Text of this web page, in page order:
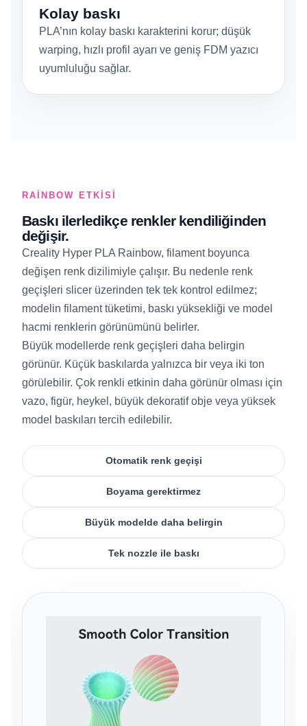
Kolay baskı
PLA’nın kolay baskı karakterini korur; düşük
warping, hızlı profil ayarı ve geniş FDM yazıcı
uyumluluğu sağlar.
RAINBOW ETKISI
Baskı ilerledikçe renkler kendiliğinden
değişir.
Creality Hyper PLA Rainbow, filament boyunca
değişen renk dizilimiyle çalışır. Bu nedenle renk
geçişleri slicer üzerinden tek tek kontrol edilmez;
modelin filament tüketimi, baskı yüksekliği ve model
hacmi renklerin görünümünü belirler.
Büyük modellerde renk geçişleri daha belirgin
görünür. Küçük baskılarda yalnızca bir veya iki ton
görülebilir. Çok renkli etkinin daha görünür olması için
vazo, figür, heykel, büyük dekoratif obje veya yüksek
model baskıları tercih edilebilir.
Otomatik renk geçişi
Boyama gerektirmez
Büyük modelde daha belirgin
Tek nozzle ile baskı